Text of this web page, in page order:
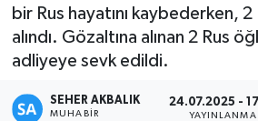
bir Rus hayatını kaybederken, 2
alındı. Gözaltına alınan 2 Rus
adliyeye sevk edildi.
SEHER AKBALIK
MUHABIR
24.07.2025 -
YAYINLANMA